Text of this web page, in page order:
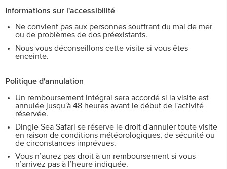
Informations sur l'accessibilité
Ne convient pas aux personnes souffrant du mal de mer
ou de problèmes de dos préexistants.
Nous vous déconseillons cette visite si vous êtes
enceinte.
Politique d'annulation
Un remboursement intégral sera accordé si la visite est
annulée jusqu'à 48 heures avant le début de l'activité
réservée.
Dingle Sea Safari se réserve le droit d'annuler toute visite
en raison de conditions météorologiques, de sécurité ou
de circonstances imprévues.
Vous n’aurez pas droit à un remboursement si vous
n’arrivez pas à l’heure indiquée.